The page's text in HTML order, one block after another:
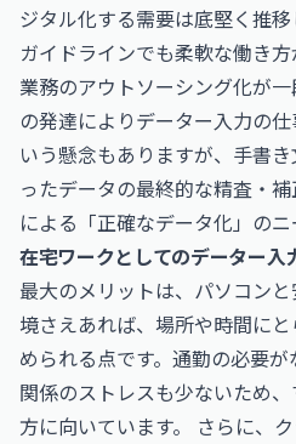
ジタル化する需要は底堅く推移
ガイドラインでも柔軟な働き
業務のアウトソーシング化が
の発達によりデーター入力の
いう懸念もありますが、手書
ったデータの最終的な精査・
による「正確なデータ化」のニ
在宅ワークとしてのデーター入
最大のメリットは、パソコン
境さえあれば、場所や時間に
められる点です。通勤の必要
関係のストレスも少ないため
方に向いています。 さらに、